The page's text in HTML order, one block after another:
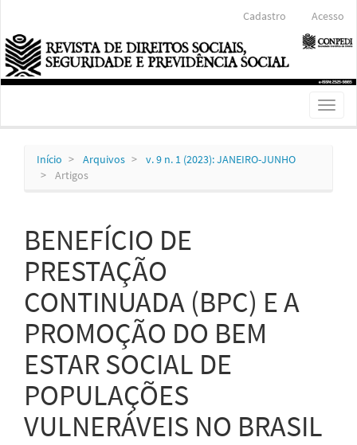
Conteúdo
principal
Barra
Lateral
Cadastro Acesso
Toggle
Início Arquivos
v. 9 n. 1 (2023): JANEIRO-JUNHO
Artigos
BENEFÍCIO DE
PRESTAÇÃO
CONTINUADA (BPC) E A
PROMOÇÃO DO BEM
ESTAR SOCIAL DE
POPULAÇÕES
VULNERÁVEIS NO BRASIL